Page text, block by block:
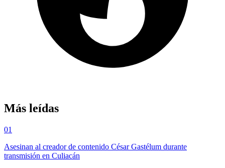
Más leídas
01
Asesinan al creador de contenido César Gastélum durante
transmisión en Culiacán